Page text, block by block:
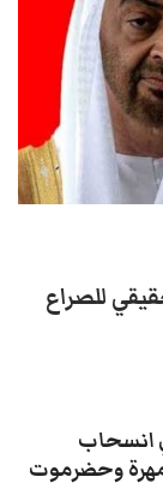
للصراع
انسحاب
وحضرموت